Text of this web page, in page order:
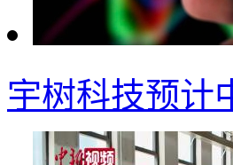
宇树科技预计